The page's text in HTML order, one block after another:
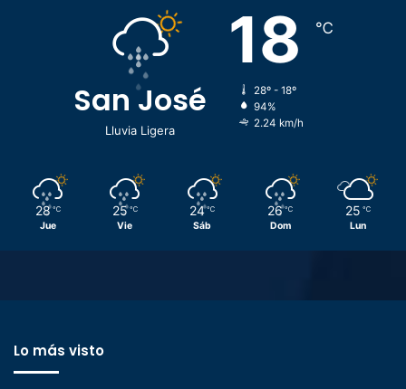
San José
Lluvia Ligera
18 ℃
28º - 18º
94%
2.24 km/h
28 ℃
Jue
25 ℃
Vie
24 ℃
Sáb
26 ℃
Dom
25 ℃
Lun
Lo más visto